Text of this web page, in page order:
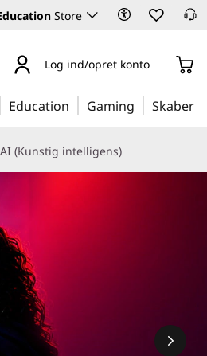
Store
Log ind/opret konto
Education Gaming Skaber
AI (Kunstig intelligens)